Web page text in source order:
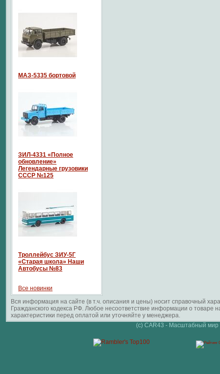
МАЗ-5335 бортовой
ЗИЛ-4331 «Полное
обновление»
Легендарные грузовики
СССР №125
Троллейбус ЗИУ-5Г
«Старая школа» Наши
Автобусы №83
Все новинки
Вся информация на сайте (в т.ч. описания и цены) носит справочный
Гражданского кодекса РФ. Любое несоответствие информации о
характеристики перед оплатой или уточняйте у менеджера.
(c) CAR43 - Масштабный мир